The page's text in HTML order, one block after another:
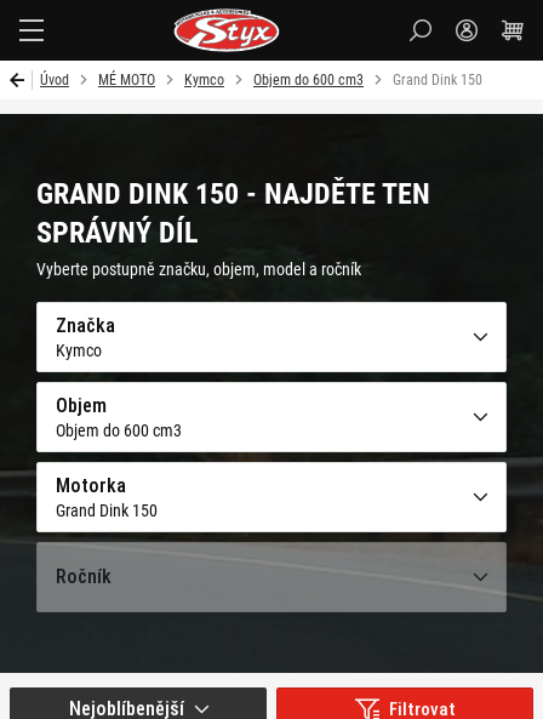
Úvod MÉ MOTO Kymco Objem do 600 cm3 Grand Dink 150
GRAND DINK 150 - NAJDĚTE TEN
SPRÁVNÝ DÍL
Vyberte postupně značku, objem, model a ročník
Značka
Kymco
Objem
Objem do 600 cm3
Motorka
Grand Dink 150
Ročník
Filtrovat
Nejoblíbenější